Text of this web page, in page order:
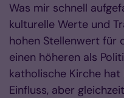
Was mir schnell
kulturelle Werte und
hohen Stellenwert für
einen höheren als
katholische Kirche
Einfluss, aber